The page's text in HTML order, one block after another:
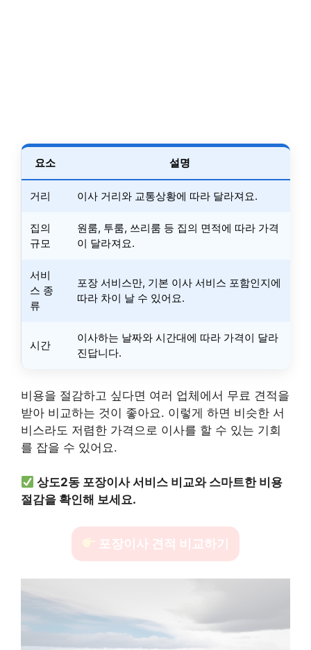
요소 설명
거리 이사 거리와 교통상황에 따라 달라져요.
집의
규모
원룸, 투룸, 쓰리룸 등 집의 면적에 따라 가격
이 달라져요.
서비
스 종
류
포장 서비스만, 기본 이사 서비스 포함인지에
따라 차이 날 수 있어요.
시간
이사하는 날짜와 시간대에 따라 가격이 달라
진답니다.
비용을 절감하고 싶다면 여러 업체에서 무료 견적을
받아 비교하는 것이 좋아요. 이렇게 하면 비슷한 서
비스라도 저렴한 가격으로 이사를 할 수 있는 기회
를 잡을 수 있어요.
상도2동 포장이사 서비스 비교와 스마트한 비용
절감을 확인해 보세요.
포장이사 견적 비교하기